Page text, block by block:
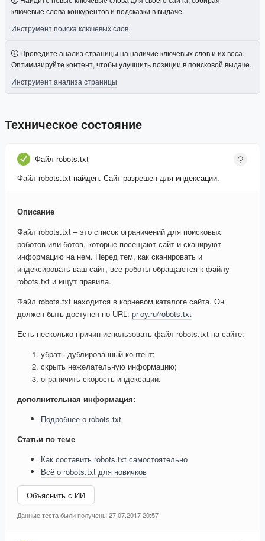
ключевые слова конкурентов и подсказки в выдаче.
Инструмент поиска ключевых слов
Проведите анализ страницы на наличие ключевых слов и их веса.
Оптимизируйте контент, чтобы улучшить позиции в поисковой выдаче.
Инструмент анализа страницы
Техническое состояние
Файл robots.txt
Файл robots.txt найден. Сайт разрешен для индексации.
Описание
Файл robots.txt – это список ограничений для поисковых
роботов или ботов, которые посещают сайт и сканируют
информацию на нем. Перед тем, как сканировать и
индексировать ваш сайт, все роботы обращаются к файлу
robots.txt и ищут правила.
Файл robots.txt находится в корневом каталоге сайта. Он
должен быть доступен по URL: pr-cy.ru/robots.txt
Есть несколько причин использовать файл robots.txt на сайте:
убрать дублированный контент;
скрыть нежелательную информацию;
ограничить скорость индексации.
дополнительная информация:
Подробнее о robots.txt
Статьи по теме
Как составить robots.txt самостоятельно
Всё о robots.txt для новичков
Объяснить с ИИ
Данные теста были получены 27.07.2017 20:57